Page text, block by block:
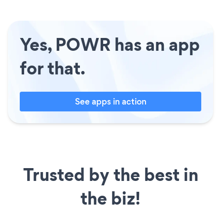
Yes, POWR has an app
for that.
See apps in action
Trusted by the best in
the biz!